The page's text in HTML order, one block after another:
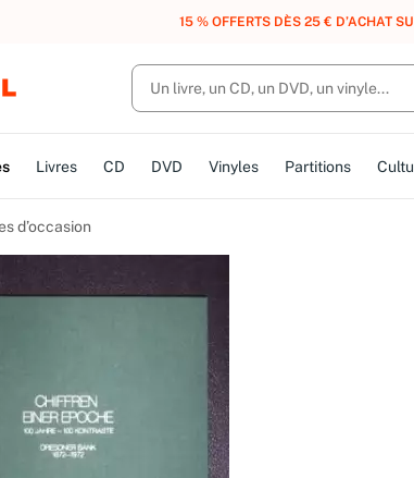
UN ACHAT, DES POINTS, DES RÉCOMPENSES :
Livres CD DVD Vinyles Partitions
d’occasion